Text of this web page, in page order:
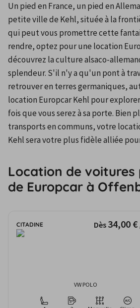
Un pied en France, un pied en
petite ville de Kehl, située à la
qui peut vous promettre cette
rendre, optez pour une location
découvrez la culture alsaco-
splendeur. S'il n'y a qu'un pont à
retrouver en terres germaniques,
location Europcar Kehl pour
fois que vous serez à sa porte. Bien
transports en communs, votre
Kehl sera votre plus fidèle alliée
Location de voitures
de Europcar à
CITADINE Dès 34,00 €
VW POLO